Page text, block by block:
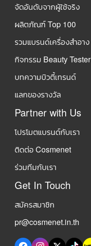
จัดอันดับจากผู้ใช้จริง
ผลิตภัณฑ์ Top 100
รวมแบรนด์เครื่องสำอาง
กิจกรรม Beauty Tester
บทความบิวตี้เทรนด์
แลกของรางวัล
Partner with Us
โปรโมตแบรนด์กับเรา
ติดต่อ Cosmenet
ร่วมทีมกับเรา
Get In Touch
สมัครสมาชิก
pr@cosmenet.in.th